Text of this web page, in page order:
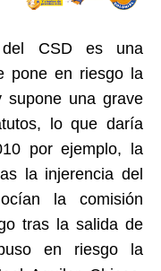
CSD es una
pone en riesgo la
supone una grave
lo que daría
por ejemplo, la
la injerencia del
la comisión
tras la salida de
en riesgo la